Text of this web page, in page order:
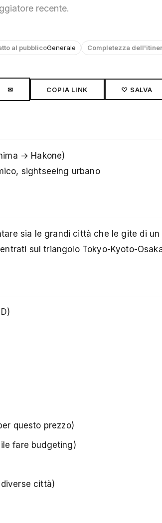
recente.
al pubblicoGenerale Completezza
✉ COPIA LINK ♡ SALVA
→ Hakone)
sightseeing urbano
sia le grandi città che le gite di un
sul triangolo Tokyo-Kyoto-
questo prezzo)
fare budgeting)
città)